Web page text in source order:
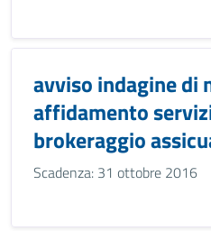
avviso indagine di
affidamento
brokeraggio
Scadenza: 31 ottobre 2016